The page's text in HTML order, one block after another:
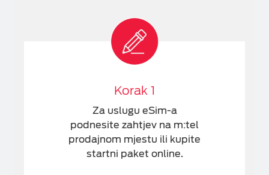
Korak 1
Za uslugu eSim-a
podnesite zahtjev na m:tel
prodajnom mjestu ili kupite
startni paket online.